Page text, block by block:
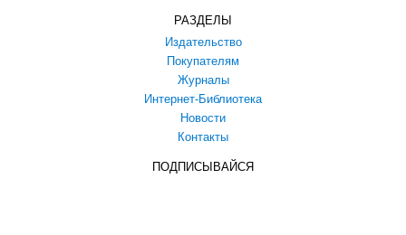
РАЗДЕЛЫ
Издательство
Покупателям
Журналы
Интернет-Библиотека
Новости
Контакты
ПОДПИСЫВАЙСЯ